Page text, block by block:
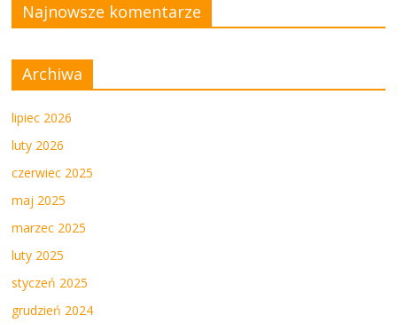
Najnowsze komentarze
Archiwa
lipiec 2026
luty 2026
czerwiec 2025
maj 2025
marzec 2025
luty 2025
styczeń 2025
grudzień 2024